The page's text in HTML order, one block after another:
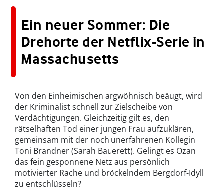
Ein neuer Sommer: Die
Drehorte der Netflix-Serie in
Massachusetts
Von den Einheimischen argwöhnisch beäugt, wird
der Kriminalist schnell zur Zielscheibe von
Verdächtigungen. Gleichzeitig gilt es, den
rätselhaften Tod einer jungen Frau aufzuklären,
gemeinsam mit der noch unerfahrenen Kollegin
Toni Brandner (Sarah Bauerett). Gelingt es Ozan
das fein gesponnene Netz aus persönlich
motivierter Rache und bröckelndem Bergdorf-Idyll
zu entschlüsseln?